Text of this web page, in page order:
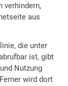
verhindern,
aus
die unter
ist, gibt
Nutzung
wird dort